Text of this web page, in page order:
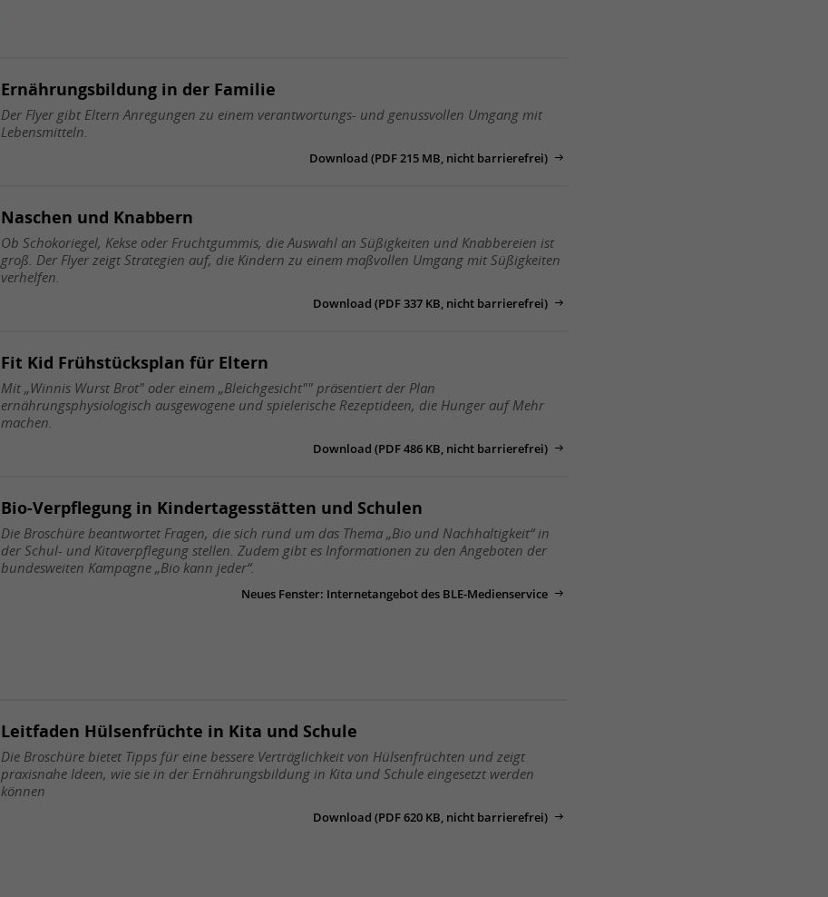
Ernährungsbildung in der Familie
Der Flyer gibt Eltern Anregungen zu einem verantwortungs- und genussvollen Umgang mit
Lebensmitteln.
Download (PDF 215 MB, nicht barrierefrei)
Naschen und Knabbern
Ob Schokoriegel, Kekse oder Fruchtgummis, die Auswahl an Süßigkeiten und Knabbereien ist
groß. Der Flyer zeigt Strategien auf, die Kindern zu einem maßvollen Umgang mit Süßigkeiten
verhelfen.
Download (PDF 337 KB, nicht barrierefrei)
Fit Kid Frühstücksplan für Eltern
Mit „Winnis Wurst Brot" oder einem „Bleichgesicht"" präsentiert der Plan
ernährungsphysiologisch ausgewogene und spielerische Rezeptideen, die Hunger auf Mehr
machen.
Download (PDF 486 KB, nicht barrierefrei)
Bio-Verpflegung in Kindertagesstätten und Schulen
Die Broschüre beantwortet Fragen, die sich rund um das Thema „Bio und Nachhaltigkeit“ in
der Schul- und Kitaverpflegung stellen. Zudem gibt es Informationen zu den Angeboten der
bundesweiten Kampagne „Bio kann jeder“.
Neues Fenster: Internetangebot des BLE-Medienservice
Leitfaden Hülsenfrüchte in Kita und Schule
Die Broschüre bietet Tipps für eine bessere Verträglichkeit von Hülsenfrüchten und zeigt
praxisnahe Ideen, wie sie in der Ernährungsbildung in Kita und Schule eingesetzt werden
können
Download (PDF 620 KB, nicht barrierefrei)